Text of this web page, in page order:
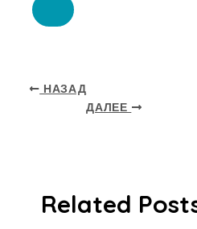
НАЗАД
ДАЛЕЕ
Related